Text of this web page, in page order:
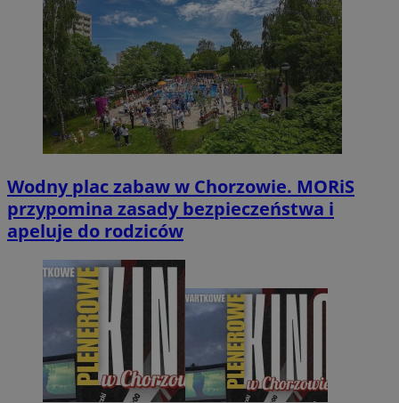
Wodny plac zabaw w Chorzowie. MORiS
przypomina zasady bezpieczeństwa i
apeluje do rodziców